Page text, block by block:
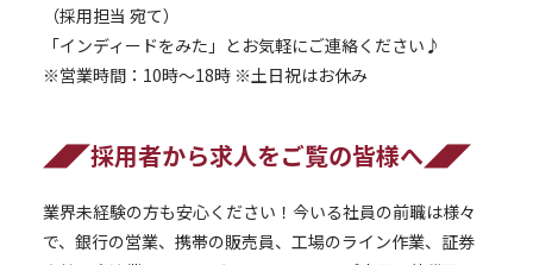
（採用担当 宛て）
「インディードをみた」とお気軽にご連絡ください♪
※営業時間：10時～18時 ※土日祝はお休み
◢◤採用者から求人をご覧の皆様へ◢◤
業界未経験の方も安心ください！今いる社員の前職は様々
で、銀行の営業、携帯の販売員、工場のライン作業、証券